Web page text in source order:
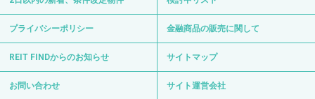
プライバシーポリシー 金融商品の販売に関して
REIT FINDからのお知らせ サイトマップ
お問い合わせ サイト運営会社